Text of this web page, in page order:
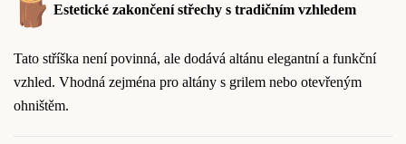
Estetické zakončení střechy s tradičním vzhledem
Tato stříška není povinná, ale dodává altánu elegantní a funkční
vzhled. Vhodná zejména pro altány s grilem nebo otevřeným
ohništěm.